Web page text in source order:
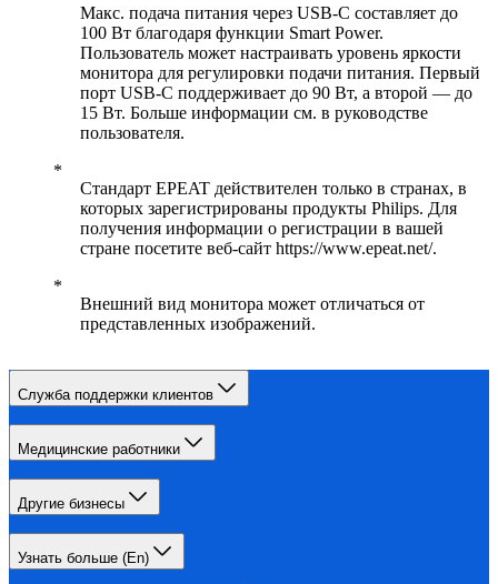
Макс. подача питания через USB-C составляет до
100 Вт благодаря функции Smart Power.
Пользователь может настраивать уровень яркости
монитора для регулировки подачи питания. Первый
порт USB-C поддерживает до 90 Вт, а второй — до
15 Вт. Больше информации см. в руководстве
пользователя.
Стандарт EPEAT действителен только в странах, в
которых зарегистрированы продукты Philips. Для
получения информации о регистрации в вашей
стране посетите веб-сайт https://www.epeat.net/.
Внешний вид монитора может отличаться от
представленных изображений.
Служба поддержки клиентов
Медицинские работники
Другие бизнесы
Узнать больше (En)